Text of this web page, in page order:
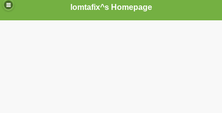
lomtafix^s Homepage